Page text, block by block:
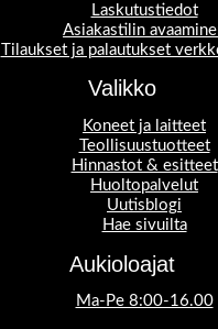
Laskutustiedot
Asiakastilin
Tilaukset ja palautukset
Valikko
Koneet ja laitteet
Teollisuustuotteet
Hinnastot & esitteet
Huoltopalvelut
Uutisblogi
Hae sivuilta
Aukioloajat
Ma-Pe 8:00-16.00